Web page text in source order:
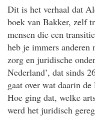
Dit is het verhaal dat
boek van Bakker, zelf
mensen die een
heb je immers
zorg en juridische
Nederland’, dat sinds
gaat over wat daarin
Hoe ging dat, welke
werd het juridisch